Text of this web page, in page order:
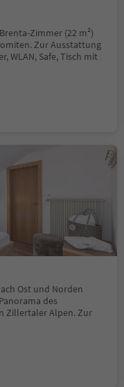
Zimmer (22 m²)
Zur Ausstattung
WLAN, Safe, Tisch mit
Ost und Norden
des
Zillertaler Alpen. Zur